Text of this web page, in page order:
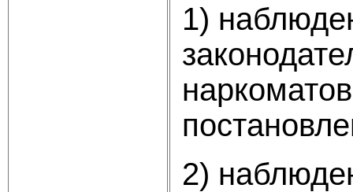
1)
2)